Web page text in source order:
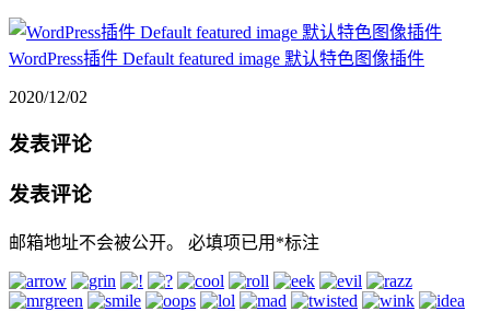
WordPress插件 Default featured image 默认特色图像插件
2020/12/02
发表评论
发表评论
邮箱地址不会被公开。 必填项已用 *标注